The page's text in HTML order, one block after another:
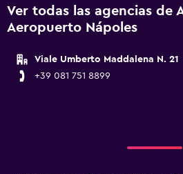
Ver todas las agencias de
Aeropuerto Nápoles
Viale Umberto Maddalena N. 21
+39 081 751 8899